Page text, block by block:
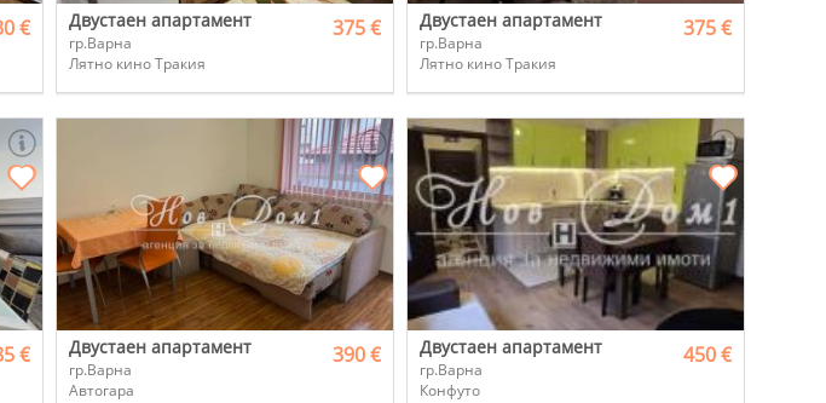
€ Двустаен апартамент
гр.Варна
Лятно кино Тракия
375 € Двустаен апартамент
гр.Варна
Лятно кино Тракия
375 €
€ Двустаен апартамент
гр.Варна
Автогара
390 € Двустаен апартамент
гр.Варна
Конфуто
450 €